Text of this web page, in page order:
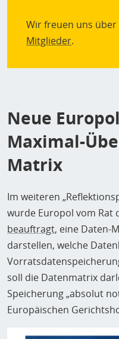
Wir freuen uns über
Mitglieder.
Neue
Maximal-
Matrix
Im weiteren
wurde Europol vom Rat
beauftragt, eine Daten-
darstellen, welche
soll die Datenmatrix
Speicherung „absolut
Europäischen